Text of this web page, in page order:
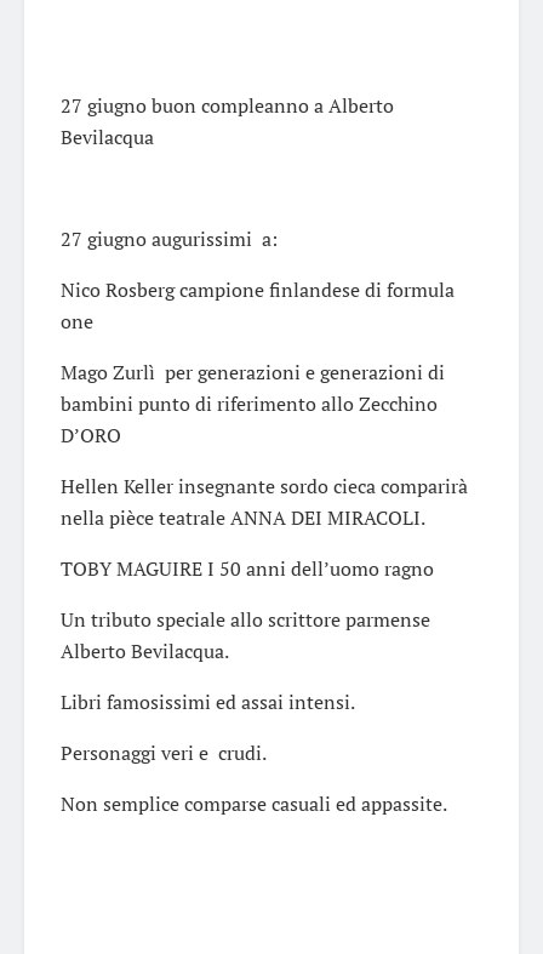
27 giugno buon compleanno a Alberto
Bevilacqua
27 giugno augurissimi a:
Nico Rosberg campione finlandese di formula
one
Mago Zurlì per generazioni e generazioni di
bambini punto di riferimento allo Zecchino
D’ORO
Hellen Keller insegnante sordo cieca comparirà
nella pièce teatrale ANNA DEI MIRACOLI.
TOBY MAGUIRE I 50 anni dell’uomo ragno
Un tributo speciale allo scrittore parmense
Alberto Bevilacqua.
Libri famosissimi ed assai intensi.
Personaggi veri e crudi.
Non semplice comparse casuali ed appassite.